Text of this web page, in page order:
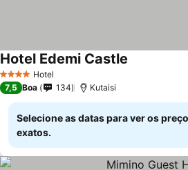
4 EstrelasHotel
Hotel Edemi Castle
7,5 Boa 134 Kutaisi
Selecione as datas para ver os
exatos.